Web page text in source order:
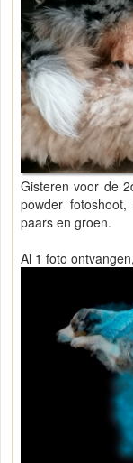
Gisteren voor de
powder
paars en groen.
Al 1 foto